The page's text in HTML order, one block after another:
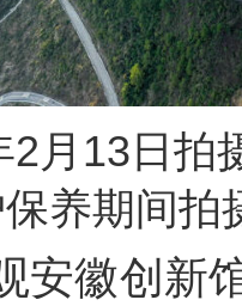
月13日拍
养期间
安徽创新